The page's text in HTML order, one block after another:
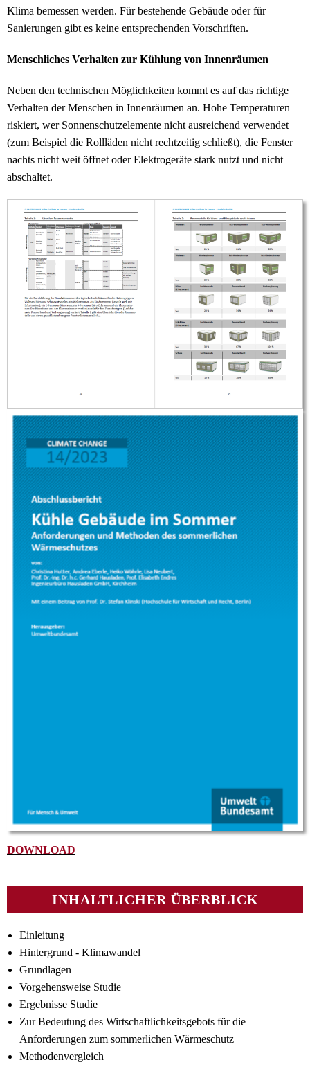
⁠Klima⁠ bemessen werden. Für bestehende Gebäude oder für
Sanierungen gibt es keine entsprechenden Vorschriften.
Menschliches Verhalten zur Kühlung von Innenräumen
Neben den technischen Möglichkeiten kommt es auf das richtige
Verhalten der Menschen in Innenräumen an. Hohe Temperaturen
riskiert, wer Sonnenschutzelemente nicht ausreichend verwendet
(zum Beispiel die Rollläden nicht rechtzeitig schließt), die Fenster
nachts nicht weit öffnet oder Elektrogeräte stark nutzt und nicht
abschaltet.
DOWNLOAD
INHALTLICHER ÜBERBLICK
Einleitung
Hintergrund - Klimawandel
Grundlagen
Vorgehensweise Studie
Ergebnisse Studie
Zur Bedeutung des Wirtschaftlichkeitsgebots für die
Anforderungen zum sommerlichen Wärmeschutz
Methodenvergleich